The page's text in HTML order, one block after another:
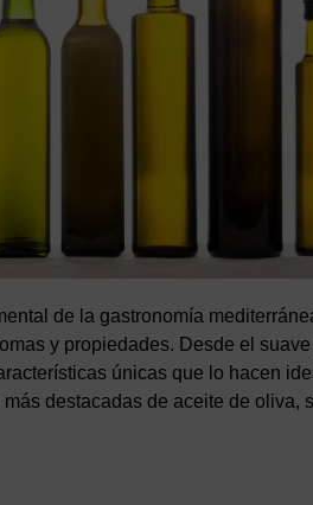
de la gastronomía
y propiedades. Desde el
únicas que lo hacen
destacadas de aceite de oliva,